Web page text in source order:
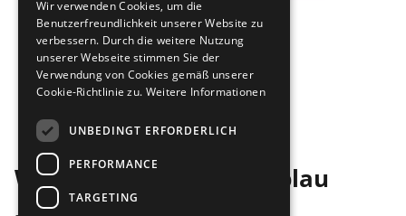
Brautschuhe
Sneaker
Übergrößen 43-44
Flexerinas
Merlet
Nueva Epoca
RayRose
Rummos
Bilder
Werner Kern Holly 5,5 blau
Wir verwenden Cookies, um die
Benutzerfreundlichkeit unserer Website zu
verbessern. Durch die weitere Nutzung
unserer Webseite stimmen Sie der
Verwendung von Cookies gemäß unserer
Cookie-Richtlinie zu. Weitere Informationen
UNBEDINGT ERFORDERLICH
PERFORMANCE
TARGETING